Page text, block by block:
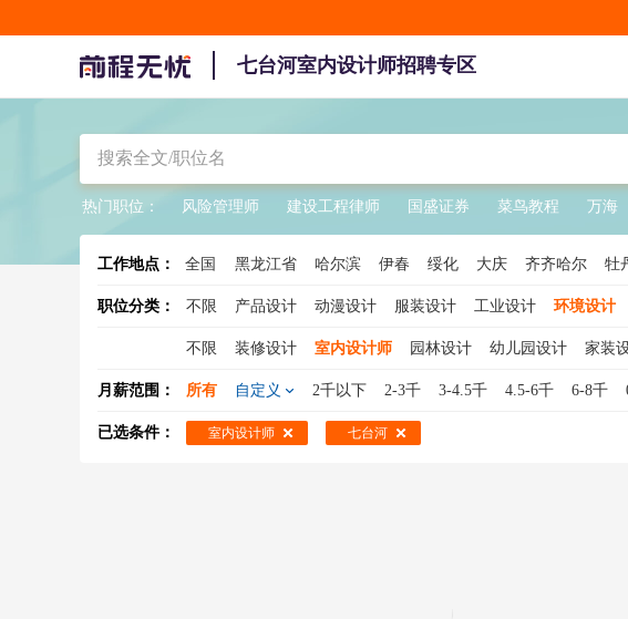
七台河室内设计师招聘专区
热门职位： 风险管理师 建设工程律师 国盛证券 菜鸟教程 万海
工作地点： 全国 黑龙江省 哈尔滨 伊春 绥化 大庆 齐齐哈尔 牡
职位分类： 不限 产品设计 动漫设计 服装设计 工业设计 环境设计
不限 装修设计 室内设计师 园林设计 幼儿园设计 家装
展示设计
软装设计师 室内装潢设计 展览设计 舞美设计
月薪范围： 所有 自定义 2千以下 2-3千 3-4.5千 4.5-6千 6-8千
已选条件： 室内设计师 七台河